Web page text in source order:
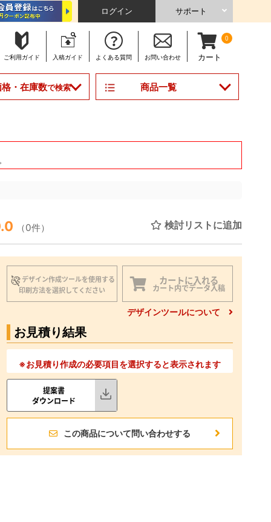
ログイン サポート
ご利用ガイド 入稿ガイド よくある質問 お問い合わせ
0
カート
・在庫数で検索 商品一覧
（0件） 検討リストに追加
デザイン作成ツールを使用する
印刷方法を選択してください
カートに入れる
カート内でデータ入稿
デザインツールについて
お見積り結果
※お見積り作成の必要項目を選択すると表示されます
提案書
ダウンロード
この商品について問い合わせする